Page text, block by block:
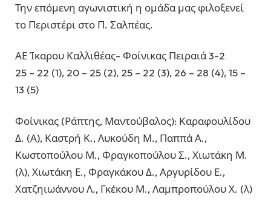
Την επόμενη αγωνιστική η ομάδα μας φιλοξενεί
το Περιστέρι στο Π. Σαλπέας.
ΑΕ Ίκαρου Καλλιθέας- Φοίνικας Πειραιά 3-2
25 – 22 (1), 20 – 25 (2), 25 – 22 (3), 26 – 28 (4), 15 –
13 (5)
Φοίνικας (Ράπτης, Μαντούβαλος): Καραφουλίδου
Δ. (Α), Καστρή Κ., Λυκούδη Μ., Παππά Α.,
Κωστοπούλου Μ., Φραγκοπούλου Σ., Χιωτάκη Μ.
(λ), Χιωτάκη Ε., Φραγκάκου Δ., Αργυρίδου Ε.,
Χατζηιωάννου Λ., Γκέκου Μ., Λαμπροπούλου Χ. (λ)